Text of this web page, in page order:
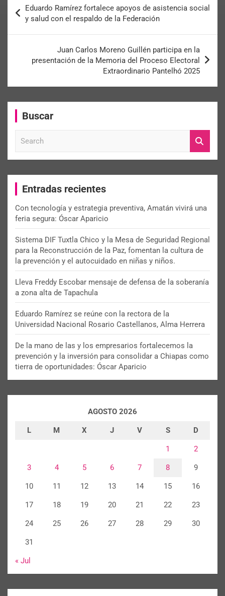
Eduardo Ramírez fortalece apoyos de asistencia social
y salud con el respaldo de la Federación
Juan Carlos Moreno Guillén participa en la
presentación de la Memoria del Proceso Electoral
Extraordinario Pantelhó 2025
Buscar
c
Entradas recientes
Con tecnología y estrategia preventiva, Amatán vivirá una
feria segura: Óscar Aparicio
Sistema DIF Tuxtla Chico y la Mesa de Seguridad Regional
para la Reconstrucción de la Paz, fomentan la cultura de
la prevención y el autocuidado en niñas y niños.
Lleva Freddy Escobar mensaje de defensa de la soberanía
a zona alta de Tapachula
Eduardo Ramírez se reúne con la rectora de la
Universidad Nacional Rosario Castellanos, Alma Herrera
De la mano de las y los empresarios fortalecemos la
prevención y la inversión para consolidar a Chiapas como
tierra de oportunidades: Óscar Aparicio
AGOSTO 2026
L M X J V S D
1 2
3 4 5 6 7 8 9
10 11 12 13 14 15 16
17 18 19 20 21 22 23
24 25 26 27 28 29 30
31
« Jul